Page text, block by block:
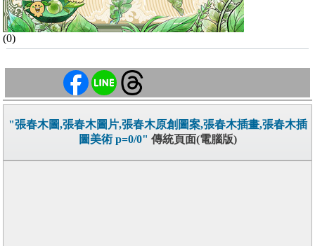
(0)
"張春木圖,張春木圖片,張春木原創圖案,張春木插畫,張春木插
圖美術 p=0/0" 傳統頁面(電腦版)